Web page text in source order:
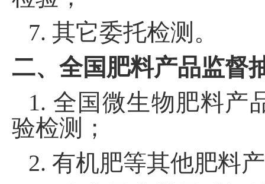
7. 其它委托检测 。
二、全国肥料产品监督
1. 全国微生物肥料产
验检测；
2. 有机肥等其他肥料